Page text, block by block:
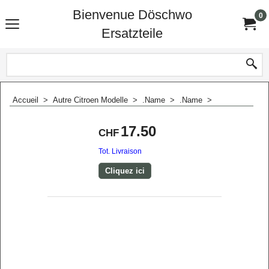
Bienvenue Döschwo
Ersatzteile
0
Accueil > Autre Citroen Modelle > .Name > .Name >
CHF 17.50
Tot. Livraison
Cliquez ici